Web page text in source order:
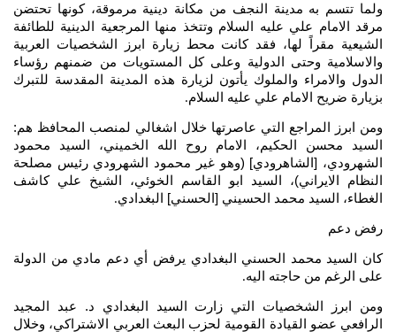
ولما تتسم به مدينة النجف من مكانة دينية مرموقة، كونها تحتضن
مرقد الامام علي عليه السلام وتتخذ منها المرجعية الدينية للطائفة
الشيعية مقراً لها، فقد كانت محط زيارة ابرز الشخصيات العربية
والاسلامية وحتى الدولية وعلى كل المستويات من ضمنهم رؤساء
الدول والامراء والملوك يأتون لزيارة هذه المدينة المقدسة للتبرك
بزيارة ضريح الامام علي عليه السلام.
ومن ابرز المراجع التي عاصرتها خلال اشغالي لمنصب المحافظ هم:
السيد محسن الحكيم، الامام روح الله الخميني، السيد محمود
الشهرودي، [الشاهرودي] (وهو غير محمود الشهرودي رئيس مصلحة
النظام الايراني)، السيد ابو القاسم الخوئي، الشيخ علي كاشف
الغطاء، السيد محمد الحسيني [الحسني] البغدادي.
رفض دعم
كان السيد محمد الحسني البغدادي يرفض أي دعم مادي من الدولة
على الرغم من حاجته اليه.
ومن ابرز الشخصيات التي زارت السيد البغدادي د. عبد المجيد
الرافعي عضو القيادة القومية لحزب البعث العربي الاشتراكي، وخلال